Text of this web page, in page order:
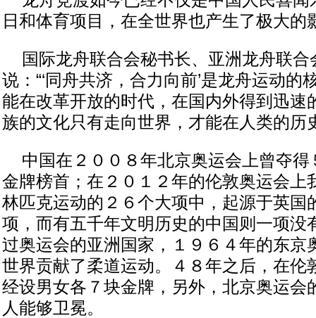
日和体育项目，在全世界也产生了极大的
国际龙舟联合会秘书长、亚洲龙舟联合
说：“‘同舟共济，合力向前’是龙舟运动的
能在改革开放的时代，在国内外得到迅速
族的文化只有走向世界，才能在人类的历
中国在２００８年北京奥运会上曾夺得
金牌榜首；在２０１２年的伦敦奥运会上
林匹克运动的２６个大项中，起源于英国
项，而有五千年文明历史的中国则一项没
过奥运会的亚洲国家，１９６４年的东京
世界贡献了柔道运动。４８年之后，在伦
经设男女各７块金牌，另外，北京奥运会
人能够卫冕。